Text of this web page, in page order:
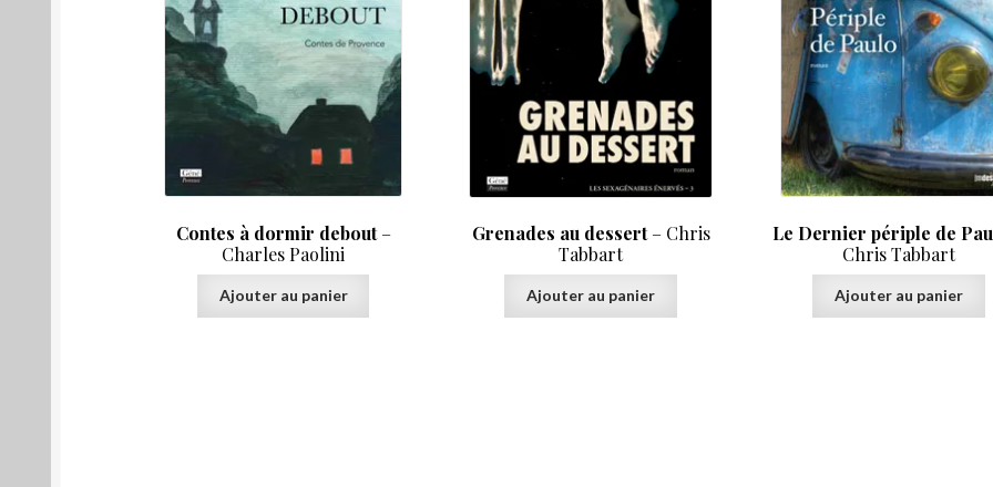
Contes à dormir debout–
Charles Paolini
Ajouter au panier
Grenades au dessert– Chris
Tabbart
Ajouter au panier
Le Dernier périple de
Chris Tabbart
Ajouter au panier